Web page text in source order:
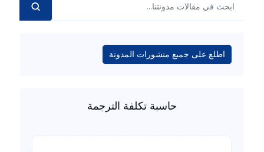
اطلع على جميع منشورات المدونة
حاسبة تكلفة الترجمة